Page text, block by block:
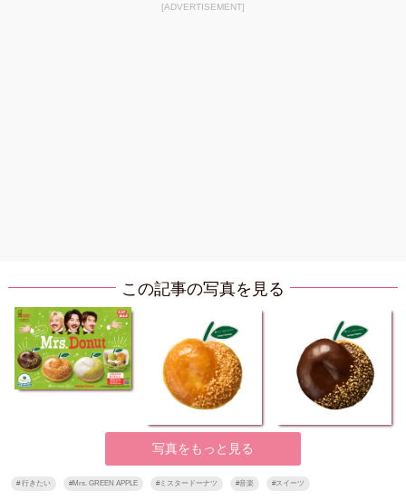
[ADVERTISEMENT]
この記事の写真を見る
写真をもっと見る
#行きたい #Mrs. GREEN APPLE #ミスタードーナツ #音楽 #スイーツ